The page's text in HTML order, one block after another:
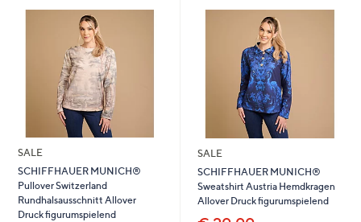
SALE
SCHIFFHAUER MUNICH®
Pullover Switzerland
Rundhalsausschnitt Allover
Druck figurumspielend
SALE
SCHIFFHAUER MUNICH®
Sweatshirt Austria Hemdkragen
Allover Druck figurumspielend